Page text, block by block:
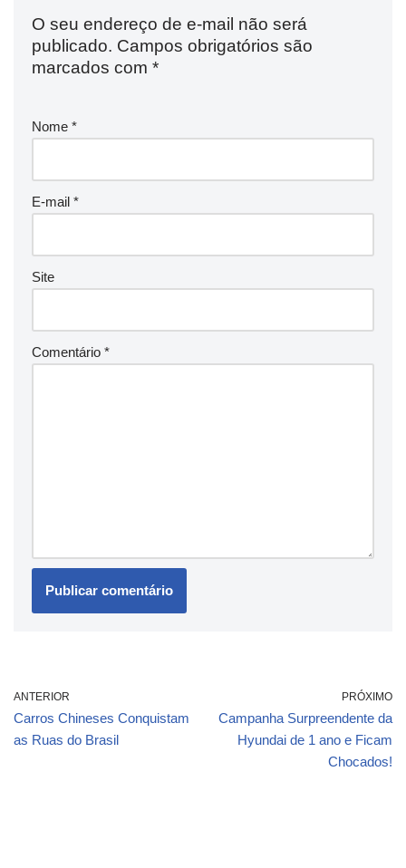
O seu endereço de e-mail não será
publicado. Campos obrigatórios são
marcados com *
Nome *
E-mail *
Site
Comentário *
ANTERIOR
Carros Chineses Conquistam
as Ruas do Brasil
PRÓXIMO
Campanha Surpreendente da
Hyundai de 1 ano e Ficam
Chocados!